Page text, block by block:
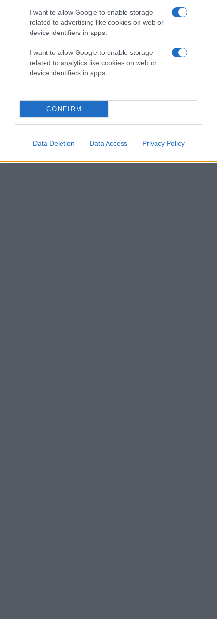
I want to allow Google to enable storage
related to advertising like cookies on web or
device identifiers in apps.
I want to allow Google to enable storage
related to analytics like cookies on web or
device identifiers in apps.
CONFIRM
Data Deletion Data Access Privacy Policy